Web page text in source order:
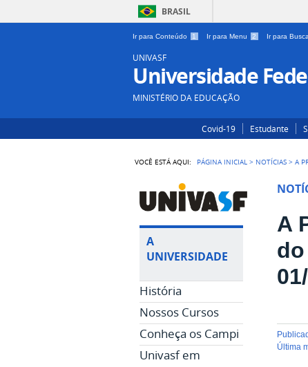
BRASIL
Ir para Conteúdo 1 Ir para Menu 2 Ir para Busca
UNIVASF
Universidade
MINISTÉRIO DA EDUCAÇÃO
Covid-19 Estudante
VOCÊ ESTÁ AQUI: PÁGINA INICIAL > NOTÍCIAS >A
A
UNIVERSIDADE
História
Nossos Cursos
Conheça os Campi
Univasf em
A
última